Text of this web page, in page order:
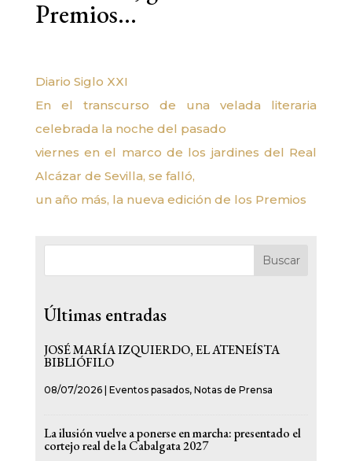
Premios…
Diario Siglo XXI
En el transcurso de una velada literaria
celebrada la noche del pasado
viernes en el marco de los jardines del Real
Alcázar de Sevilla, se falló,
un año más, la nueva edición de los Premios
Buscar
Últimas entradas
JOSÉ MARÍA IZQUIERDO, EL ATENEÍSTA
BIBLIÓFILO
08/07/2026| Eventos pasados, Notas de Prensa
La ilusión vuelve a ponerse en marcha: presentado el
cortejo real de la Cabalgata 2027